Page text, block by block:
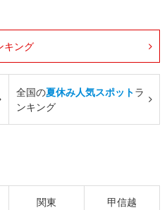
キング
全国の夏休み人気スポットラ
ンキング
関東 甲信越